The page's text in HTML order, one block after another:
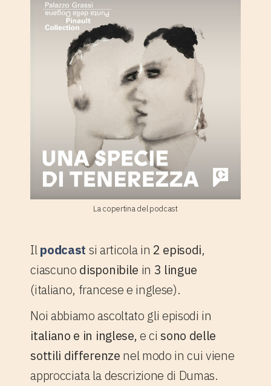
La copertina del podcast
Ilpodcast si articola in 2 episodi,
ciascuno disponibile in 3 lingue
(italiano, francese e inglese).
Noi abbiamo ascoltato gli episodi in
italiano e in inglese,e cisono delle
sottili differenze nel modo in cui viene
approcciata la descrizione di Dumas.